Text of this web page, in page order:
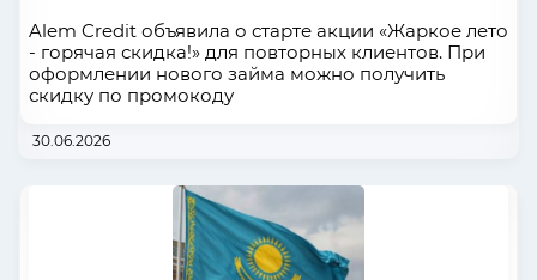
Alem Credit объявила о старте акции «Жаркое лето
- горячая скидка!» для повторных клиентов. При
оформлении нового займа можно получить
скидку по промокоду
30.06.2026